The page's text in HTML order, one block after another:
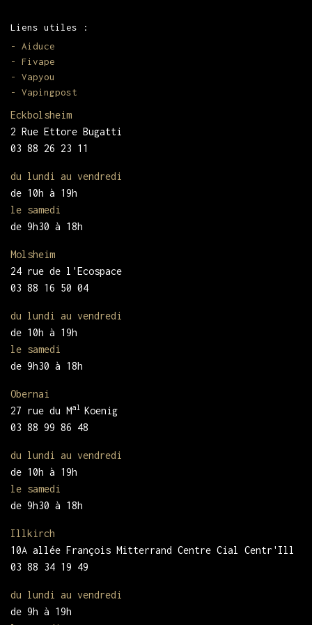
Liens utiles :
- Aiduce
- Fivape
- Vapyou
- Vapingpost
Eckbolsheim
2 Rue Ettore Bugatti
03 88 26 23 11
du lundi au vendredi
de 10h à 19h
le samedi
de 9h30 à 18h
Molsheim
24 rue de l'Ecospace
03 88 16 50 04
du lundi au vendredi
de 10h à 19h
le samedi
de 9h30 à 18h
Obernai
27 rue du Mal Koenig
03 88 99 86 48
du lundi au vendredi
de 10h à 19h
le samedi
de 9h30 à 18h
Illkirch
10A allée François Mitterrand Centre Cial Centr'Ill
03 88 34 19 49
du lundi au vendredi
de 9h à 19h